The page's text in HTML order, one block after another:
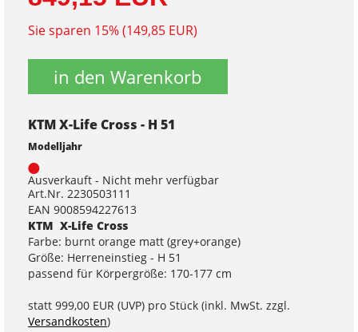
Sie sparen 15% (149,85 EUR)
in den Warenkorb
KTM X-Life Cross - H 51
Modelljahr
Ausverkauft - Nicht mehr verfügbar
Art.Nr. 2230503111
EAN 9008594227613
KTM X-Life Cross
Farbe: burnt orange matt (grey+orange)
Größe: Herreneinstieg - H 51
passend für Körpergröße: 170-177 cm
statt 999,00 EUR (UVP) pro Stück (inkl. MwSt. zzgl.
Versandkosten)